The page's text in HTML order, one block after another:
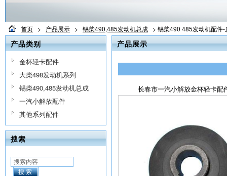
首页 > 产品展示 > 锡柴490,485发动机总成 > 锡柴490 485发动机配件
产品类别
金杯轻卡配件
大柴498发动机系列
锡柴490,485发动机总成
一汽小解放配件
其他系列配件
搜索
搜索
产品展示
长春市一汽小解放金杯轻卡配